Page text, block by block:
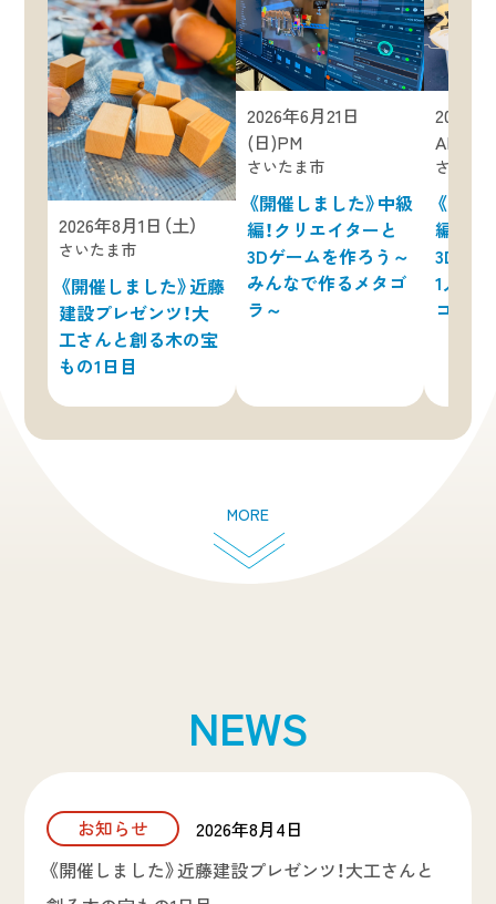
2026年8月1日（土）
さいたま市
《開催しました》近藤
建設プレゼンツ！大
工さんと創る木の宝
もの1日目
2026年6月21日
(日)PM
さいたま市
《開催しました》中級
編！クリエイターと
3Dゲームを作ろう～
みんなで作るメタゴ
ラ～
2026年
AM
さいた
《開催
編！ク
3Dゲ
1人で
ゴラ～
MORE
NEWS
お知らせ
2026年8月4日
《開催しました》近藤建設プレゼンツ！大工さんと